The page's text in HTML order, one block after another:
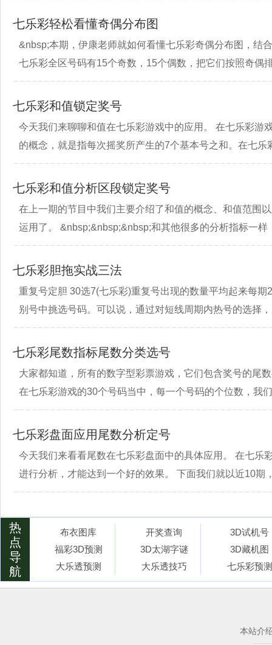
七乐彩轻松看懂奇偶分布图
&nbsp;本期，伊康老师就如何看懂七乐彩奇偶分布图，结
七乐彩全区号码有15个奇数，15个偶数，把它们按照奇偶
七乐彩和值锁定奖号
今天我们来聊聊和值在七乐彩游戏中的应用。 在七乐彩游
的概念，就是指每次摇奖所产生的7个基本号之和。在七
七乐彩和值分析区段锁定奖号
在上一期的节目中我们主要介绍了和值的概念、和值范围
运用了。 &nbsp;&nbsp;&nbsp;和其他很多的分析指标一
七乐彩胆拖实战三法
重复号定胆 30选7(七乐彩)重复号出现的数量平均起来每
别号中挑选号码。可以说，通过对短线周期内热号的选择
七乐彩尾数指标尾数分类选号
大家都知道，所有的数字型彩票游戏，它们包含奖号的尾
在七乐彩游戏的30个号码当中，每一个号码的个位数，我
七乐彩盘面应用尾数分析定号
今天我们来看看尾数在七乐彩盘面中的具体应用。 在七乐
进行分析，才能达到一个好的效果。 下面我们就以近10期
热
点
导
航
布衣图库 开奖查询
3D试机号
福彩3D预测
3D太湖字谜
3D藏机图
大乐透预测
大乐透技巧 七乐彩预测
本站介